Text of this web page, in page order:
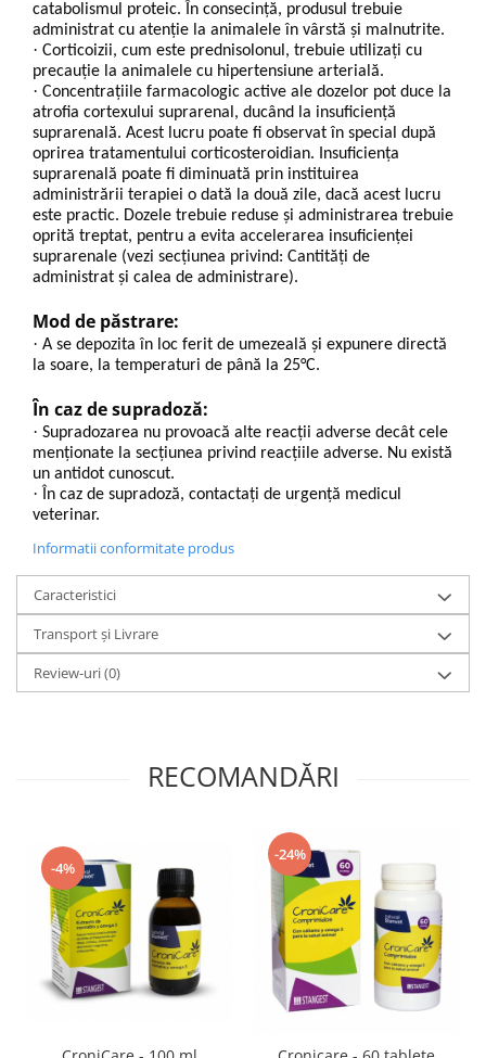
catabolismul proteic. În consecință, produsul trebuie
administrat cu atenție la animalele în vârstă și malnutrite.
· Corticoizii, cum este prednisolonul, trebuie utilizați cu
precauție la animalele cu hipertensiune arterială.
· Concentrațiile farmacologic active ale dozelor pot duce la
atrofia cortexului suprarenal, ducând la insuficiență
suprarenală. Acest lucru poate fi observat în special după
oprirea tratamentului corticosteroidian. Insuficiența
suprarenală poate fi diminuată prin instituirea
administrării terapiei o dată la două zile, dacă acest lucru
este practic. Dozele trebuie reduse și administrarea trebuie
oprită treptat, pentru a evita accelerarea insuficienței
suprarenale (vezi secțiunea privind: Cantităţi de
administrat şi calea de administrare).
Mod de păstrare:
· A se depozita în loc ferit de umezeală și expunere directă
la soare, la temperaturi de până la 25°C.
În caz de supradoză:
· Supradozarea nu provoacă alte reacții adverse decât cele
menționate la secțiunea privind reacțiile adverse. Nu există
un antidot cunoscut.
·În caz de supradoză, contactați de urgență medicul
veterinar.
Informatii conformitate produs
Caracteristici
Transport și Livrare
Review-uri(0)
RECOMANDĂRI
-4%
-24%